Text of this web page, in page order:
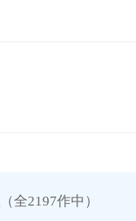
（全2197作中）